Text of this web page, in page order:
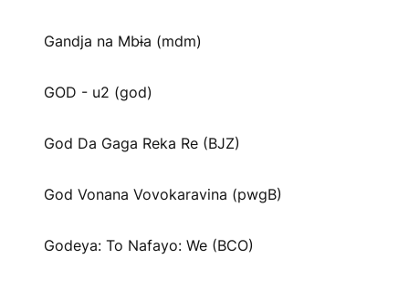
Gandja na Mbɨa (mdm)
GOD - u2 (god)
God Da Gaga Reka Re (BJZ)
God Vonana Vovokaravina (pwgB)
Godeya: To Nafayo: We (BCO)